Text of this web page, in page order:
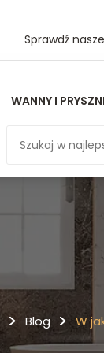
Sprawdź nasze
WANNY I
Blog W